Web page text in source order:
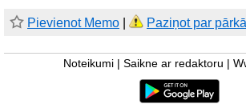
Pievienot Memo Paziņot par
Noteikumi Saikne ar redaktoru